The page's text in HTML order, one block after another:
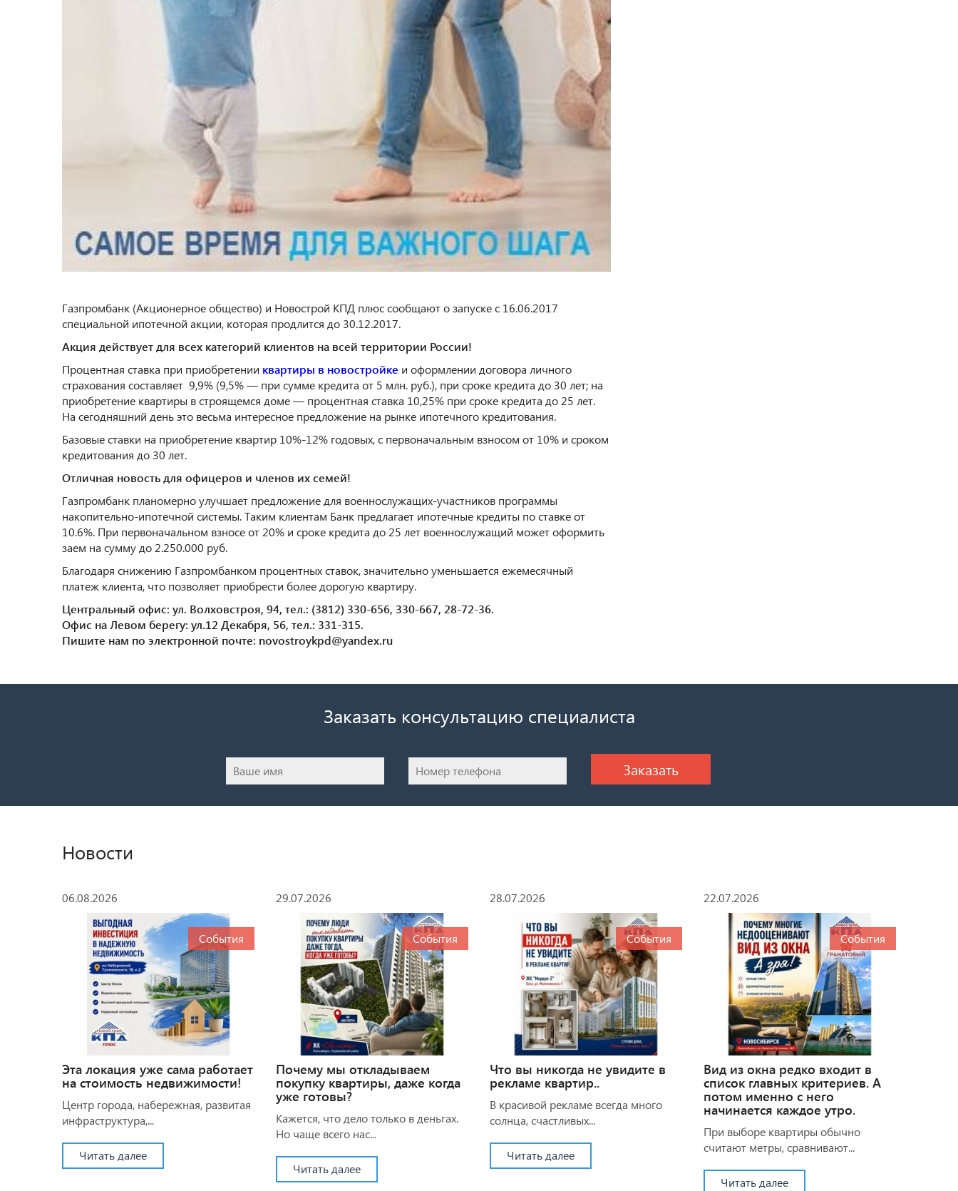
Газпромбанк (Акционерное общество) и Новострой КПД плюс сообщают о запуске с 16.06.2017
специальной ипотечной акции, которая продлится до 30.12.2017.
Акция действует для всех категорий клиентов на всей территории России!
Процентная ставка при приобретении квартиры в новостройке и оформлении договора личного
страхования составляет 9,9% (9,5% — при сумме кредита от 5 млн. руб.), при сроке кредита до 30 лет; на
приобретение квартиры в строящемся доме — процентная ставка 10,25% при сроке кредита до 25 лет.
На сегодняшний день это весьма интересное предложение на рынке ипотечного кредитования.
Базовые ставки на приобретение квартир 10%-12% годовых, с первоначальным взносом от 10% и сроком
кредитования до 30 лет.
Отличная новость для офицеров и членов их семей!
Газпромбанк планомерно улучшает предложение для военнослужащих-участников программы
накопительно-ипотечной системы. Таким клиентам Банк предлагает ипотечные кредиты по ставке от
10.6%. При первоначальном взносе от 20% и сроке кредита до 25 лет военнослужащий может оформить
заем на сумму до 2.250.000 руб.
Благодаря снижению Газпромбанком процентных ставок, значительно уменьшается ежемесячный
платеж клиента, что позволяет приобрести более дорогую квартиру.
Центральный офис: ул. Волховстроя, 94, тел.: (3812) 330-656, 330-667, 28-72-36.
Офис на Левом берегу: ул.12 Декабря, 56, тел.: 331-315.
Пишите нам по электронной почте: novostroykpd@yandex.ru
Заказать консультацию специалиста
Новости
06.08.2026
События
Эта локация уже сама работает
на стоимость недвижимости!
Центр города, набережная, развитая
инфраструктура,...
Читать далее
29.07.2026
События
Почему мы откладываем
покупку квартиры, даже когда
уже готовы?
Кажется, что дело только в деньгах.
Но чаще всего нас...
Читать далее
28.07.2026
События
Что вы никогда не увидите в
рекламе квартир..
В красивой рекламе всегда много
солнца, счастливых...
Читать далее
22.07.2026
События
Вид из окна редко входит в
список главных критериев. А
потом именно с него
начинается каждое утро.
При выборе квартиры обычно
считают метры, сравнивают...
Читать далее